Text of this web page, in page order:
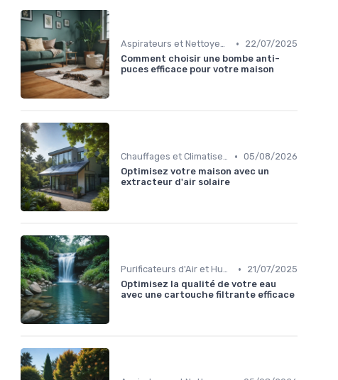
Aspirateurs et Nettoyeurs •
22/07/2025
Comment choisir une bombe anti-
puces efficace pour votre maison
Chauffages et Climatiseurs • 05/08/2026
Optimisez votre maison avec un
extracteur d'air solaire
Purificateurs d'Air et Humidificateurs •
21/07/2025
Optimisez la qualité de votre eau
avec une cartouche filtrante efficace